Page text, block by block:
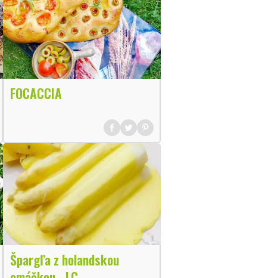
FOCACCIA
Špargľa z holandskou